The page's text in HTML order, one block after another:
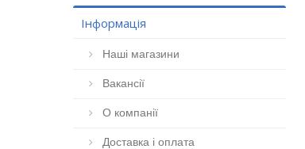
Інформація
Наші магазини
Вакансії
О компанії
Доставка і оплата